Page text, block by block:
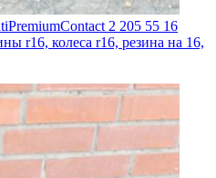
2 205 55 16
r16, колеса r16, резина на 16,